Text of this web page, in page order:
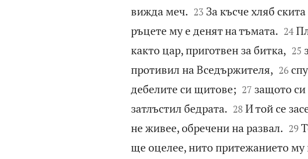
вижда меч.
23 За късче хляб
ръцете му е денят на тъмата.
24
както цар, приготвен за битка,
25
противил на Вседържителя,
26
дебелите си щитове;
27 защото си
затлъстил бедрата.
28 И той се
не живее, обречени на развал.
29
ще оцелее, нито притежанието